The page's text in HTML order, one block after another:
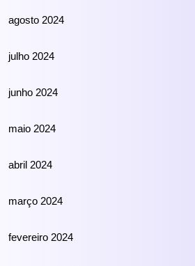
agosto 2024
julho 2024
junho 2024
maio 2024
abril 2024
março 2024
fevereiro 2024